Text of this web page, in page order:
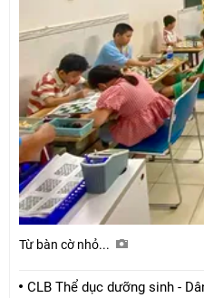
Từ bàn cờ nhỏ...
CLB Thể dục dưỡng sinh -